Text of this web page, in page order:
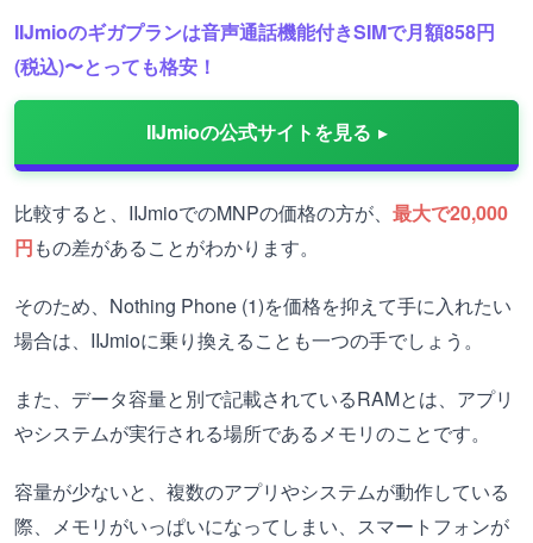
IIJmioのギガプランは音声通話機能付きSIMで月額858円
(税込)〜とっても格安！
IIJmioの公式サイトを見る
比較すると、IIJmioでのMNPの価格の方が、 最大で20,000
円もの差があることがわかります。
そのため、 Nothing Phone (1)を価格を抑えて手に入れたい
場合は、IIJmioに乗り換えることも一つの手でしょう。
また、データ容量と別で記載されているRAMとは、アプリ
やシステムが実行される場所であるメモリのことです。
容量が少ないと、複数のアプリやシステムが動作している
際、メモリがいっぱいになってしまい、スマートフォンが